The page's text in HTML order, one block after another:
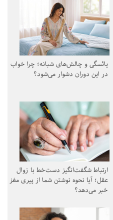
یائسگی و چالش‌های شبانه؛ چرا خواب
در این دوران دشوار می‌شود؟
ارتباط شگفت‌انگیز دست‌خط با زوال
عقل؛ آیا نحوه نوشتن شما از پیری مغز
خبر می‌دهد؟